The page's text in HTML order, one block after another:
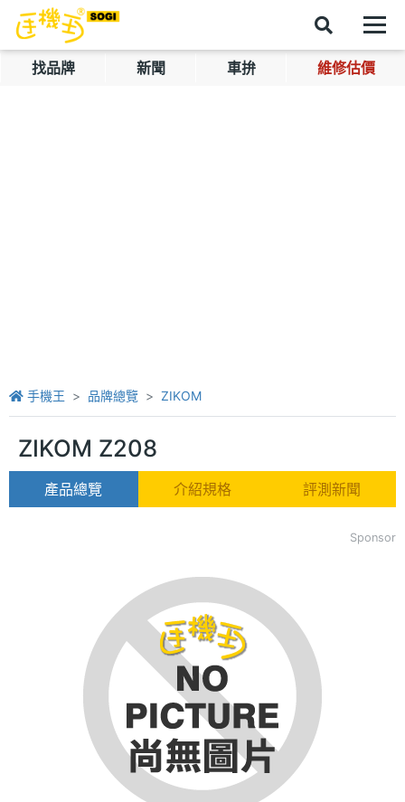
找品牌 新聞 車拚 維修估價
手機王 品牌總覽 ZIKOM
ZIKOM Z208
產品總覽 介紹規格 評測新聞
Sponsor